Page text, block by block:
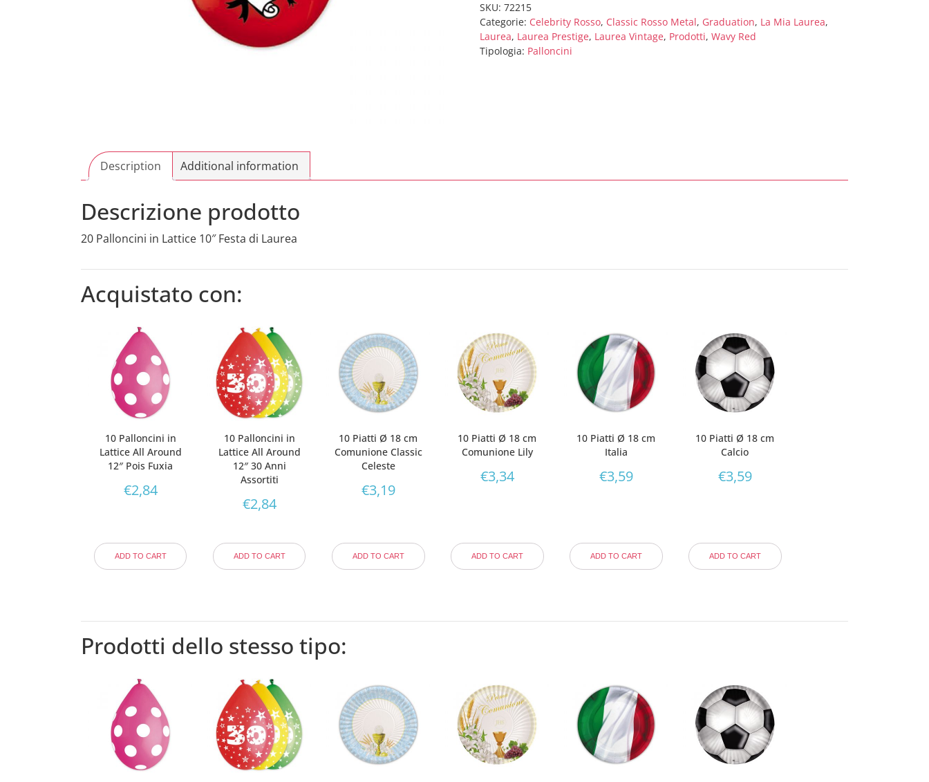
Lattice
10"
Festa
di
SKU:72215
Categorie: Celebrity Rosso, Classic Rosso Metal, Graduation, La Mia Laurea,
Laurea, Laurea Prestige, Laurea Vintage, Prodotti,Wavy Red
Tipologia: Palloncini
Description Additional information
Descrizione prodotto
20 Palloncini in Lattice 10″ Festa di Laurea
Acquistato con:
10 Palloncini in
Lattice All Around
12″ Pois Fuxia
€2,84
ADD TO CART
10 Palloncini in
Lattice All Around
12″ 30 Anni
Assortiti
€2,84
ADD TO CART
10 Piatti Ø 18 cm
Comunione Classic
Celeste
€3,19
ADD TO CART
10 Piatti Ø 18 cm
Comunione Lily
€3,34
ADD TO CART
10 Piatti Ø 18 cm
Italia
€3,59
ADD TO CART
10 Piatti Ø 18 cm
Calcio
€3,59
ADD TO CART
Prodotti dello stesso tipo: